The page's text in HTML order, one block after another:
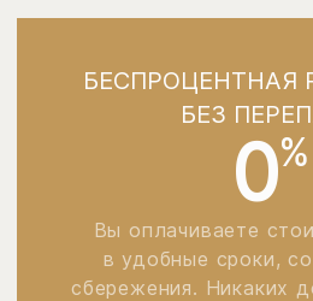
БЕСПРОЦЕНТНАЯ
БЕЗ
0%
Вы оплачиваете
в удобные сроки,
сбережения. Никаких